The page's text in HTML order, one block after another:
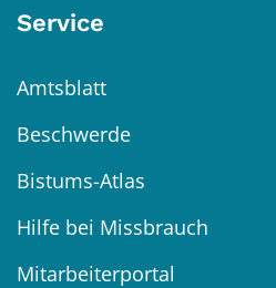
Service
Amtsblatt
Beschwerde
Bistums-Atlas
Hilfe bei Missbrauch
Mitarbeiterportal